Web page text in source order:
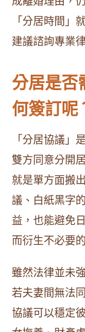
「分居時間」
建議諮詢專業
分居是否
何簽訂呢
「分居協議」
雙方同意分開
就是單方面搬
議、白紙黑字
益，也能避免
而衍生不必要
雖然法律並未
若夫妻間無法
協議可以穩定